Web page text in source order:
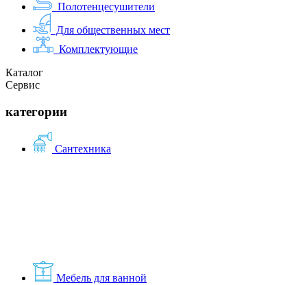
Полотенцесушители
Для общественных мест
Комплектующие
Каталог
Сервис
категории
Сантехника
Мебель для ванной